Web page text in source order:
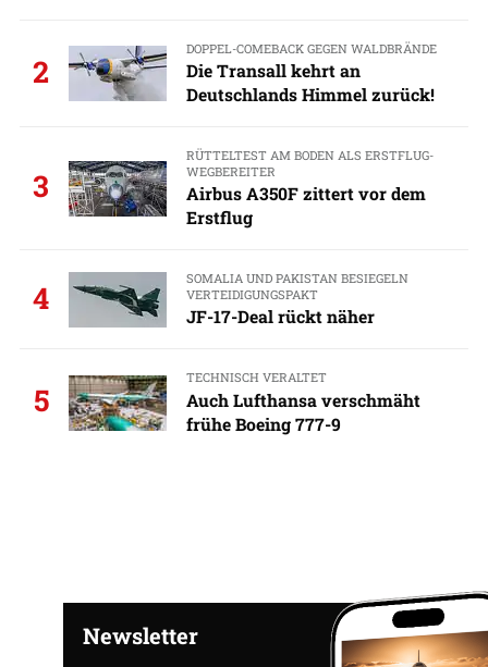
2
DOPPEL-COMEBACK GEGEN WALDBRÄNDE
Die Transall kehrt an
Deutschlands Himmel zurück!
3
RÜTTELTEST AM BODEN ALS ERSTFLUG-
WEGBEREITER
Airbus A350F zittert vor dem
Erstflug
4
SOMALIA UND PAKISTAN BESIEGELN
VERTEIDIGUNGSPAKT
JF-17-Deal rückt näher
5
TECHNISCH VERALTET
Auch Lufthansa verschmäht
frühe Boeing 777-9
Newsletter